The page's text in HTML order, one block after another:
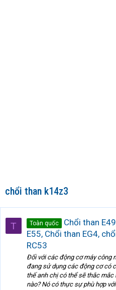
chổi than k14z3
T Toàn quốc
Chổi than
E55, Chổi than EG4,
RC53
Đối với các động cơ máy công
đang sử dụng các động cơ có
thế anh chị có thể sẽ thắc
nào? Nó có thực sự phù hợp